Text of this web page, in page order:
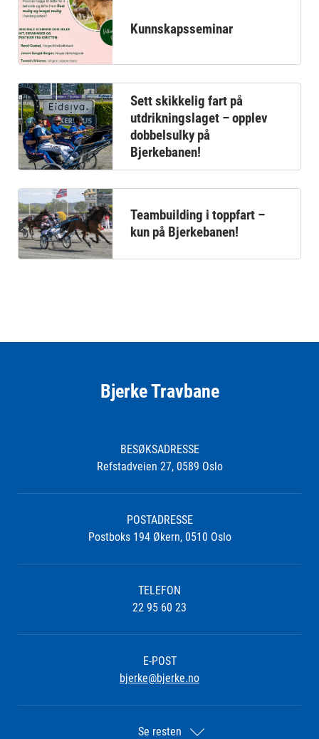
Kunnskapsseminar
Sett skikkelig fart på
utdrikningslaget – opplev
dobbelsulky på
Bjerkebanen!
Teambuilding i toppfart –
kun på Bjerkebanen!
Bjerke Travbane
BESØKSADRESSE
Refstadveien 27, 0589 Oslo
POSTADRESSE
Postboks 194 Økern, 0510 Oslo
TELEFON
22 95 60 23
E-POST
bjerke@bjerke.no
Se resten